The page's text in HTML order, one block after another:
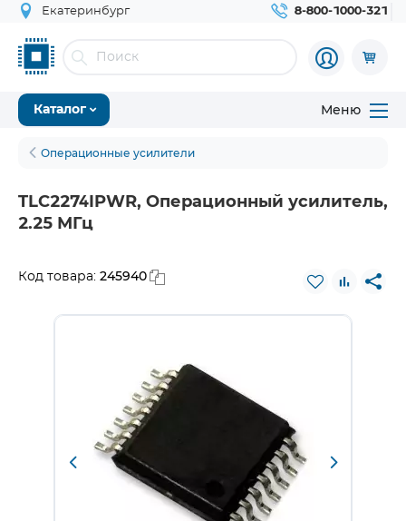
Екатеринбург 8-800-1000-321
Каталог Меню
Операционные усилители
TLC2274IPWR, Операционный усилитель,
2.25 МГц
Код товара: 245940